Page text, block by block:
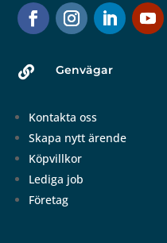
 Genvägar
Kontakta oss
Skapa nytt ärende
Köpvillkor
Lediga job
Företag